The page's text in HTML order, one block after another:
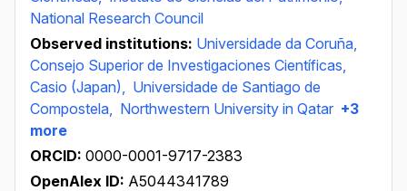
National Research Council
Observed institutions: Universidade da Coruña,
Consejo Superior de Investigaciones Científicas,
Casio (Japan), Universidade de Santiago de
Compostela, Northwestern University in Qatar +3
more
ORCID: 0000-0001-9717-2383
OpenAlex ID: A5044341789